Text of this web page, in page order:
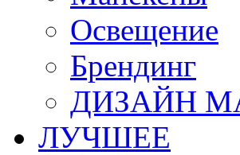
Освещение
Брендинг
ДИЗАЙН
ЛУЧШЕЕ